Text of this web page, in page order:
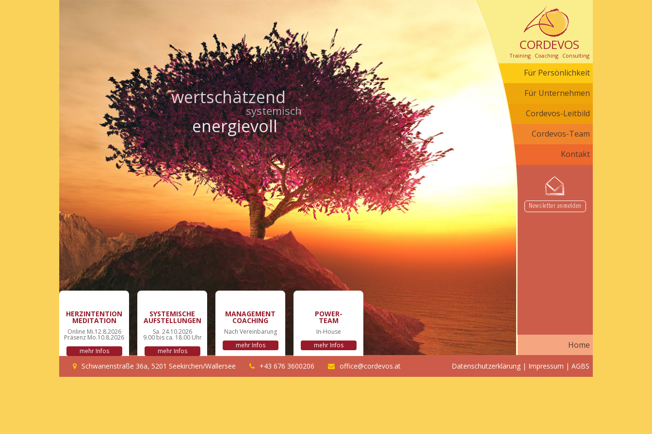
wertschätzend
systemisch
energievoll
HERZINTENTION
MEDITATION
Online Mi.12.8.2026
Präsenz Mo.10.8.2026
mehr Infos
SYSTEMISCHE
AUFSTELLUNGEN
Sa. 24.10.2026
9.00 bis ca. 18.00 Uhr
mehr Infos
MANAGEMENT
COACHING
Nach Vereinbarung
mehr Infos
POWER-
TEAM
In-House
mehr Infos
CORDEVOS
Training Coaching Consulting
Für Persönlichkeit
Für Unternehmen
Cordevos-Leitbild
Cordevos-Team
Kontakt
Newsletter anmelden
Schwanenstraße 36a, 5201 Seekirchen/Wallersee +43 676 3600206 office@cordevos.at Datenschutzerklärung | Impressum | AGBS
Home